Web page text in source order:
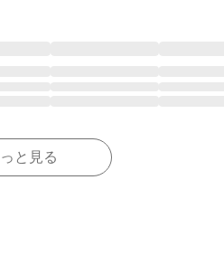
と見る